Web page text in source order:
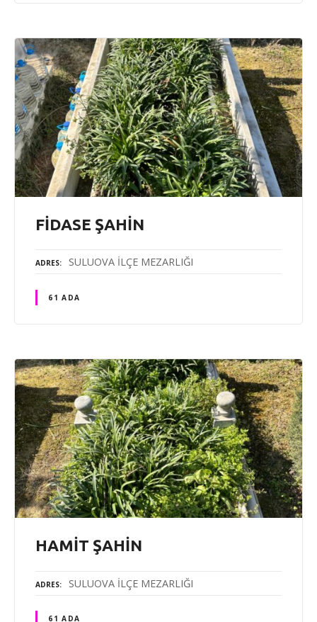
FİDASE ŞAHİN
ADRES SULUOVA İLÇE MEZARLIĞI
61 ADA
HAMİT ŞAHİN
ADRES SULUOVA İLÇE MEZARLIĞI
61 ADA